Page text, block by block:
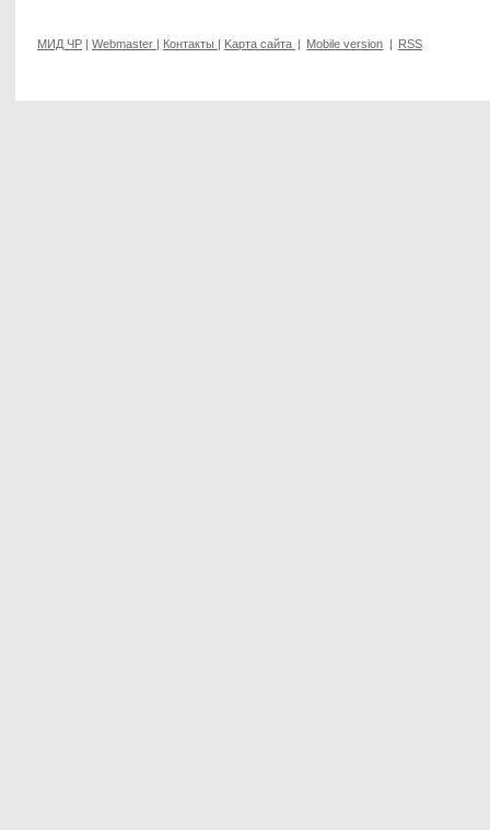
МИД ЧР | Webmaster | Контакты | Kарта сайта | Mobile version | RSS